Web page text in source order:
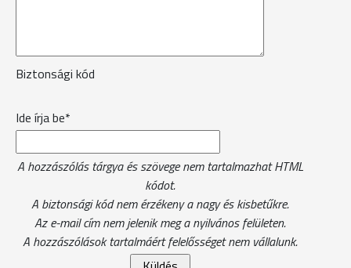
Biztonsági kód
Ide írja be*
A hozzászólás tárgya és szövege nem tartalmazhat HTML
kódot.
A biztonsági kód nem érzékeny a nagy és kisbetűkre.
Az e-mail cím nem jelenik meg a nyilvános felületen.
A hozzászólások tartalmáért felelősséget nem vállalunk.